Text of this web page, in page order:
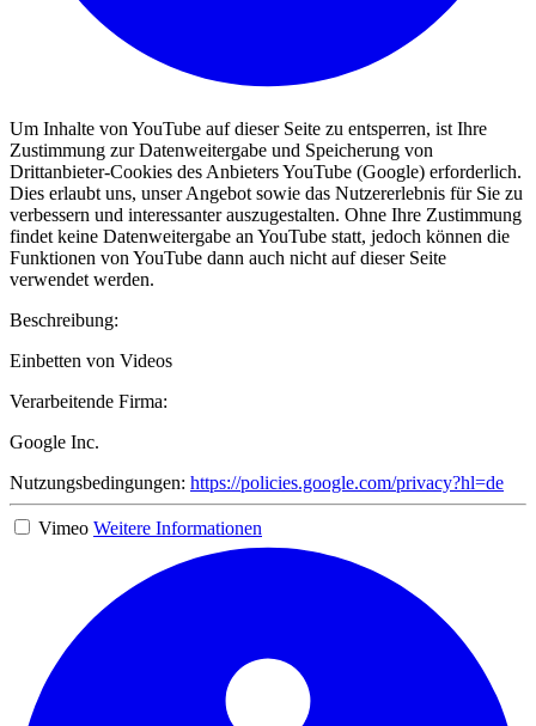
Um Inhalte von YouTube auf dieser Seite zu entsperren, ist Ihre
Zustimmung zur Datenweitergabe und Speicherung von
Drittanbieter-Cookies des Anbieters YouTube (Google) erforderlich.
Dies erlaubt uns, unser Angebot sowie das Nutzererlebnis für Sie zu
verbessern und interessanter auszugestalten. Ohne Ihre Zustimmung
findet keine Datenweitergabe an YouTube statt, jedoch können die
Funktionen von YouTube dann auch nicht auf dieser Seite
verwendet werden.
Beschreibung:
Einbetten von Videos
Verarbeitende Firma:
Google Inc.
Nutzungsbedingungen: https://policies.google.com/privacy?hl=de
Vimeo Weitere Informationen